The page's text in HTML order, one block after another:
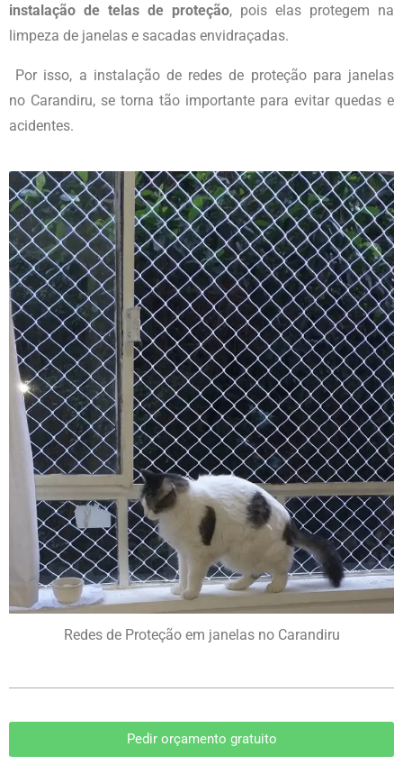
instalação de telas de proteção, pois elas protegem na
limpeza de janelas e sacadas envidraçadas.
Por isso, a instalação de redes de proteção para janelas
no Carandiru, se torna tão importante para evitar quedas e
acidentes.
Redes de Proteção em janelas no Carandiru
Pedir orçamento gratuito